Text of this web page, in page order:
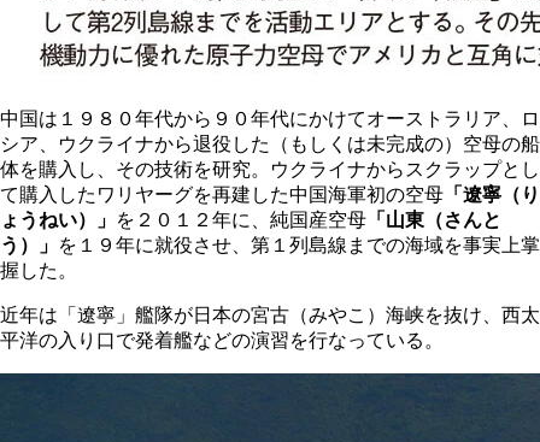
中国は１９８０年代から９０年代にかけてオーストラリア、ロ
シア、ウクライナから退役した（もしくは未完成の）空母の船
体を購入し、その技術を研究。ウクライナからスクラップとし
て購入したワリヤーグを再建した中国海軍初の空母 「遼寧（り
ょうねい）」 を２０１２年に、純国産空母 「山東（さんと
う）」 を１９年に就役させ、第１列島線までの海域を事実上掌
握した。
近年は「遼寧」艦隊が日本の宮古（みやこ）海峡を抜け、西太
平洋の入り口で発着艦などの演習を行なっている。